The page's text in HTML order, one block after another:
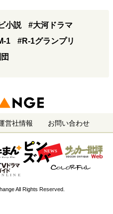
小説
#大河ドラマ
1
#R-1グランプリ
営社情報 お問い合わせ
All Rights Reserved.